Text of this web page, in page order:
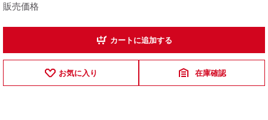
販売価格
カートに追加する
お気に入り 在庫確認